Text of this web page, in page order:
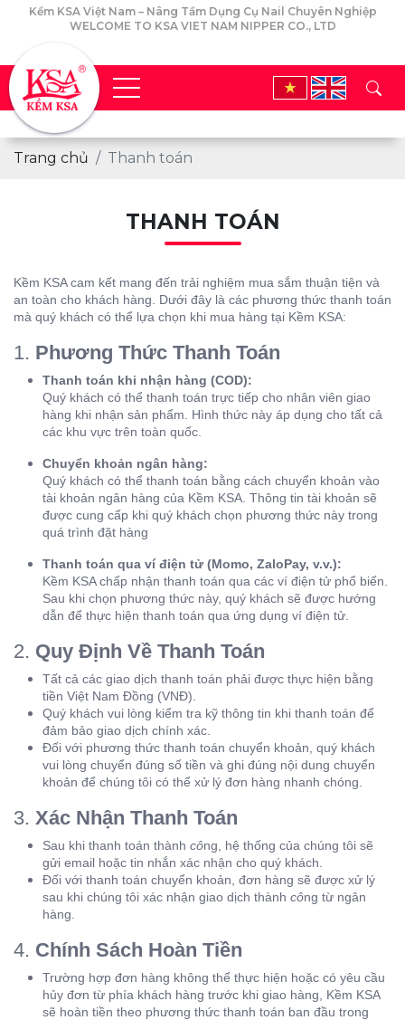
Kềm KSA Việt Nam – Nâng Tầm Dụng Cụ Nail Chuyên Nghiệp
WELCOME TO KSA VIET NAM NIPPER CO., LTD
Trang chủ Thanh toán
THANH TOÁN
Kềm KSA cam kết mang đến trải nghiệm mua sắm thuận tiện và
an toàn cho khách hàng. Dưới đây là các phương thức thanh toán
mà quý khách có thể lựa chọn khi mua hàng tại Kềm KSA:
1. Phương Thức Thanh Toán
Thanh toán khi nhận hàng (COD):
Quý khách có thể thanh toán trực tiếp cho nhân viên giao
hàng khi nhận sản phẩm. Hình thức này áp dụng cho tất cả
các khu vực trên toàn quốc.
Chuyển khoản ngân hàng:
Quý khách có thể thanh toán bằng cách chuyển khoản vào
tài khoản ngân hàng của Kềm KSA. Thông tin tài khoản sẽ
được cung cấp khi quý khách chọn phương thức này trong
quá trình đặt hàng
Thanh toán qua ví điện tử (Momo, ZaloPay, v.v.):
Kềm KSA chấp nhận thanh toán qua các ví điện tử phổ biến.
Sau khi chọn phương thức này, quý khách sẽ được hướng
dẫn để thực hiện thanh toán qua ứng dụng ví điện tử.
2. Quy Định Về Thanh Toán
Tất cả các giao dịch thanh toán phải được thực hiện bằng
tiền Việt Nam Đồng (VNĐ).
Quý khách vui lòng kiểm tra kỹ thông tin khi thanh toán để
đảm bảo giao dịch chính xác.
Đối với phương thức thanh toán chuyển khoản, quý khách
vui lòng chuyển đúng số tiền và ghi đúng nội dung chuyển
khoản để chúng tôi có thể xử lý đơn hàng nhanh chóng.
3. Xác Nhận Thanh Toán
Sau khi thanh toán thành công, hệ thống của chúng tôi sẽ
gửi email hoặc tin nhắn xác nhận cho quý khách.
Đối với thanh toán chuyển khoản, đơn hàng sẽ được xử lý
sau khi chúng tôi xác nhận giao dịch thành công từ ngân
hàng.
4. Chính Sách Hoàn Tiền
Trường hợp đơn hàng không thể thực hiện hoặc có yêu cầu
hủy đơn từ phía khách hàng trước khi giao hàng, Kềm KSA
sẽ hoàn tiền theo phương thức thanh toán ban đầu trong